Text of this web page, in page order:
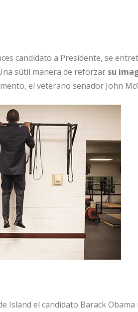
candidato a Presidente, se
sútil manera de reforzar su
el veterano senador John
Island el candidato Barack Obama